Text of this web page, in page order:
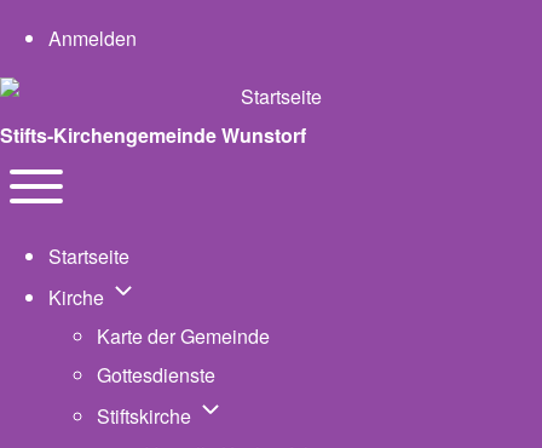
User account menu
Anmelden
Stifts-Kirchengemeinde Wunstorf
Navigation
Startseite
Kirche Unternavigation von Kirche
Karte der Gemeinde
Gottesdienste
Stiftskirche Unternavigation von Stiftskirche